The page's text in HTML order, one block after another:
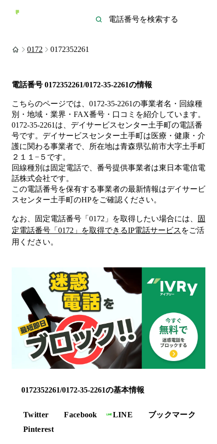
0172 0172352261
電話番号 0172352261/0172-35-2261の情報
こちらのページでは、 0172-35-2261の事業者名・回線種
別・地域・業界・FAX番号・口コミを紹介しています。
0172-35-2261 は、 デイサービスセンター土手町の電話番
号です。 デイサービスセンター土手町は医療・健康・介
護に関わる事業者で、所在地は青森県弘前市大字土手町
２１１−５ です。
回線種別は固定電話で、番号提供事業者は東日本電信電
話株式会社です。
この電話番号を保有する事業者の最新情報はデイサービ
スセンター土手町のHPをご確認ください。
なお、固定電話番号「 0172 」を取得したい場合には、
固
定電話番号「 0172 」を取得できるIP電話サービス をご活
用ください。
0172352261/0172-35-2261の基本情報
Twitter Facebook LINE
ブックマーク
Pinterest